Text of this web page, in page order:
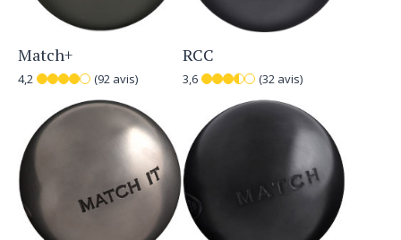
Match+
4,2 (92 avis)
RCC
3,6 (32 avis)